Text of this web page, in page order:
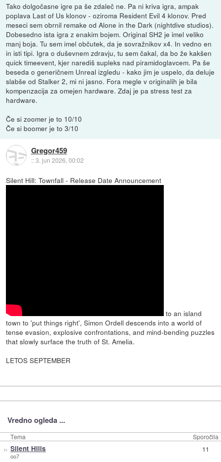
Tako dolgočasne igre pa še zdaleč ne. Pa ni kriva igra, ampak
poplava Last of Us klonov - oziroma Resident Evil 4 klonov. Pred
meseci sem obrnil remake od Alone in the Dark (nightdive studios).
Dobesedno ista igra z enakim bojem. Original SH2 je imel veliko
manj boja. Tu sem imel občutek, da je sovražnikov x4. In vedno en
in isti tipi. Igra o duševnem zdravju, tu sem čakal, da bo že kakšen
quick timeevent, kjer narediš supleks nad piramidoglavcem. Pa še
beseda o generičnem Unreal izgledu - kako jim je uspelo, da deluje
slabše od Stalker 2, mi ni jasno. Fora megle v originalih je bila
kompenzacija za omejen hardware. Zdaj je pa stress test za
hardware.
Če si zoomer je to 10/10
Če si boomer je to 3/10
Gregor459
::3. jun 2026, 00:02
Silent Hill: Townfall - Release Date Announcement
to an island
town to 'put things right', Simon Ordell descends into a world of
tense evasion, explosive confrontations, and mind-bending puzzles
that slowly surface the truth of St. Amelia.
LETOS SEPTEMBER
Vredno ogleda ...
Tema Sporočila
» Silent Hills
oo7
11